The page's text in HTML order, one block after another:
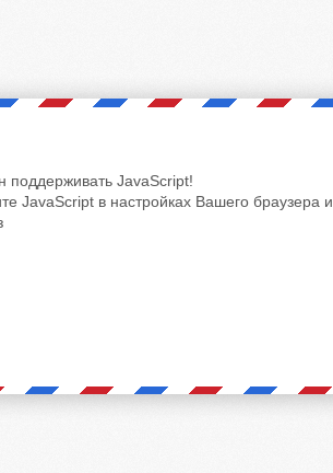
поддерживать JavaScript!
JavaScript в настройках Вашего браузера и